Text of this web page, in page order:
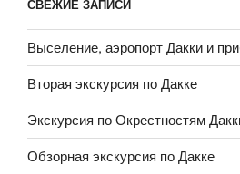
СВЕЖИЕ ЗАПИСИ
Выселение, аэропорт Дакки и
Вторая экскурсия по Дакке
Экскурсия по Окрестностям
Обзорная экскурсия по Дакке